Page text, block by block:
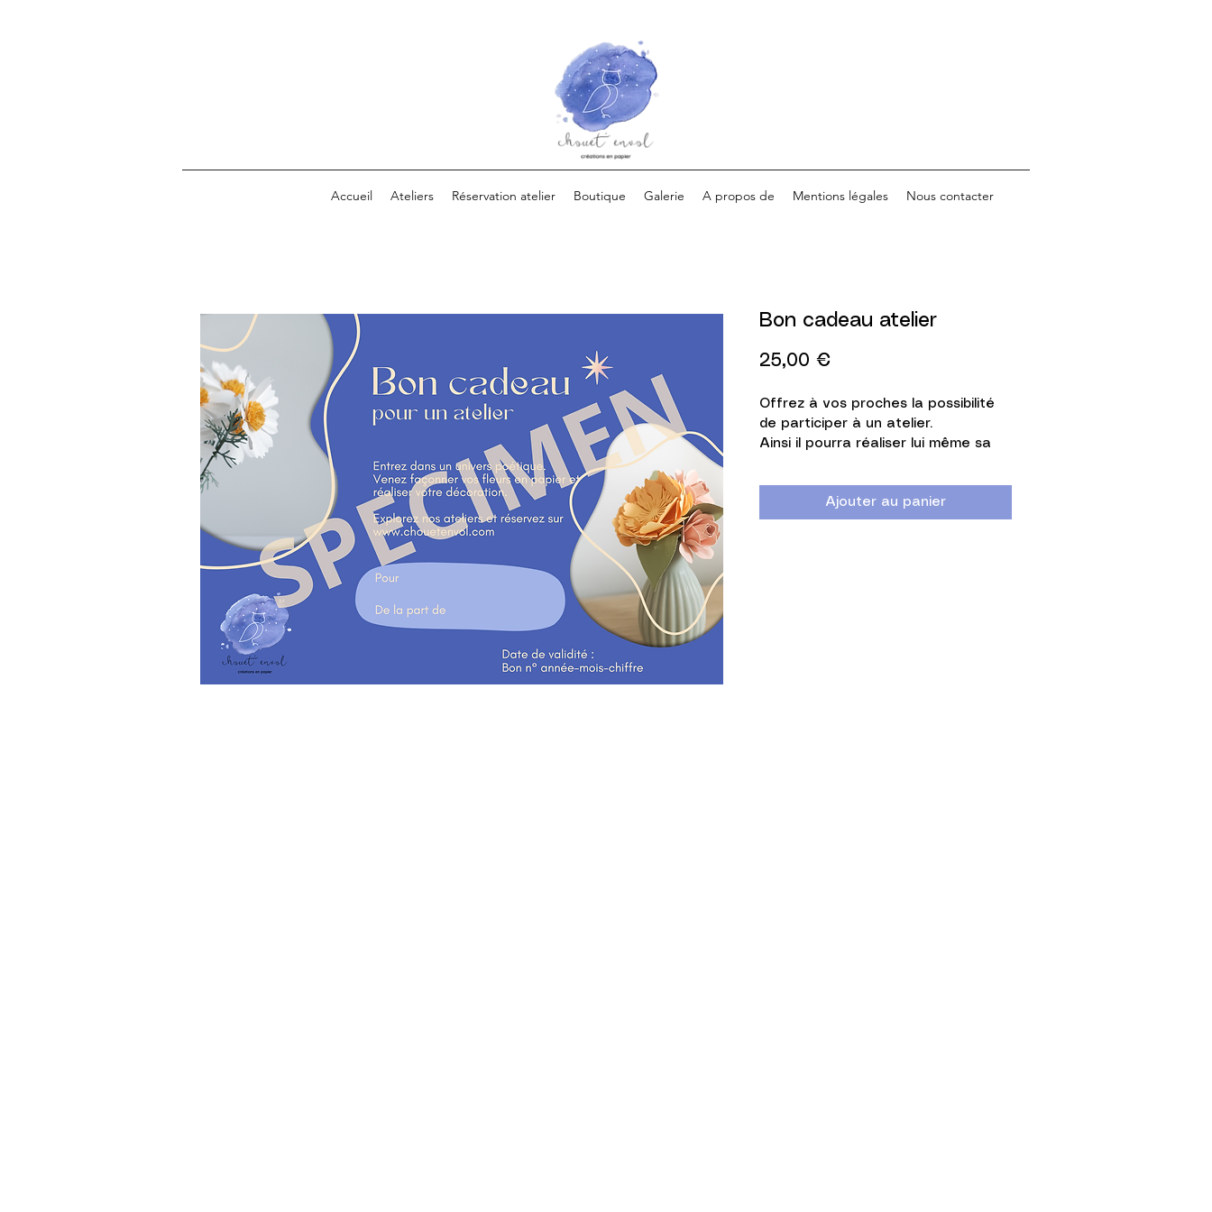
Accueil Ateliers Réservation atelier Boutique Galerie A propos de Mentions légales Nous contacter
Bon cadeau atelier
25,00 €Prix
Offrez à vos proches la possibilité
de participer à un atelier.
Ainsi il pourra réaliser lui même sa
Les ateliers sont proposés dans un
lieu privé entre Dijon et Gray.
Ajouter au panier